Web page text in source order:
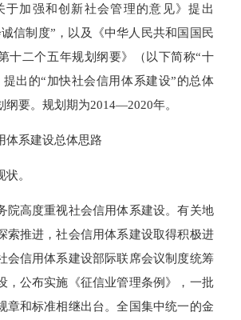
于加强和创新社会管理的意见》提出
信制度”，以及《中华人民共和国国民
十二个五年规划纲要》（以下简称“十
提出的“加快社会信用体系建设”的总体
纲要。规划期为2014—2020年。
系建设总体思路
状。
高度重视社会信用体系建设。有关地
索推进，社会信用体系建设取得积极进
会信用体系建设部际联席会议制度统筹
，公布实施《征信业管理条例》，一批
章和标准相继出台。全国集中统一的金